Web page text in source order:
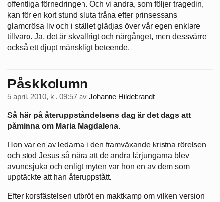
offentliga förnedringen. Och vi andra, som följer tragedin,
kan för en kort stund sluta tråna efter prinsessans
glamorösa liv och i stället glädjas över vår egen enklare
tillvaro. Ja, det är skvallrigt och närgånget, men dessvärre
också ett djupt mänskligt beteende.
Påskkolumn
5 april, 2010, kl. 09:57 av Johanne Hildebrandt
Så här på återuppståndelsens dag är det dags att
påminna om Maria Magdalena.
Hon var en av ledarna i den framväxande kristna rörelsen
och stod Jesus så nära att de andra lärjungarna blev
avundsjuka och enligt myten var hon en av dem som
upptäckte att han återuppstått.
Efter korsfästelsen utbröt en maktkamp om vilken version